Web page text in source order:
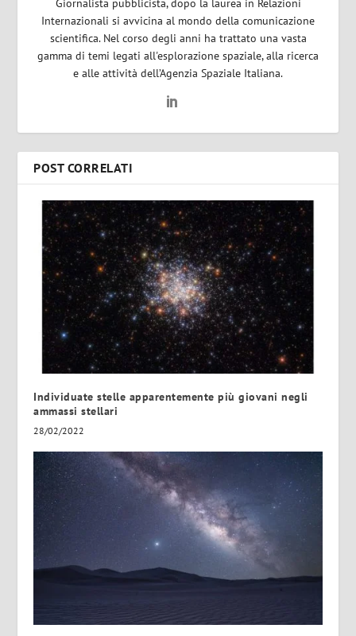
Giornalista pubblicista, dopo la laurea in Relazioni
Internazionali si avvicina al mondo della comunicazione
scientifica. Nel corso degli anni ha trattato una vasta
gamma di temi legati all'esplorazione spaziale, alla ricerca
e alle attività dell’Agenzia Spaziale Italiana.
POST CORRELATI
Individuate stelle apparentemente più giovani negli
ammassi stellari
28/02/2022